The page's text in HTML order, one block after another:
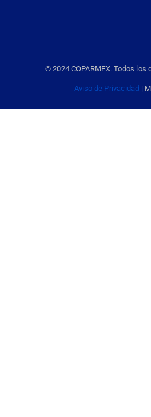
© 2024 COPARMEX. Todos los
Aviso de Privacidad |